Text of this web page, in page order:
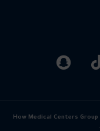
How Medical Centers Group